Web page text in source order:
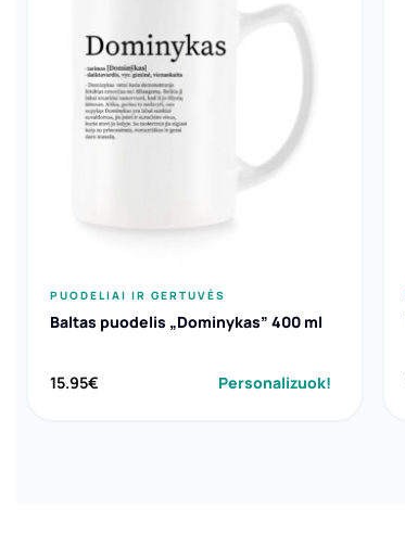
PUODELIAI IR GERTUVĖS
Baltas puodelis „Dominykas” 400 ml
15.95€ Personalizuok!